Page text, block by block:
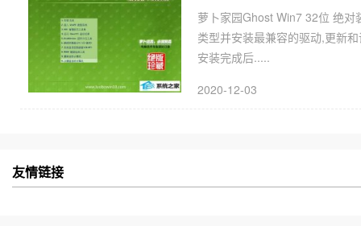
萝卜家园Ghost Win7 32位 绝
类型并安装最兼容的驱动,更新
安装完成后.....
2020-12-03
友情链接